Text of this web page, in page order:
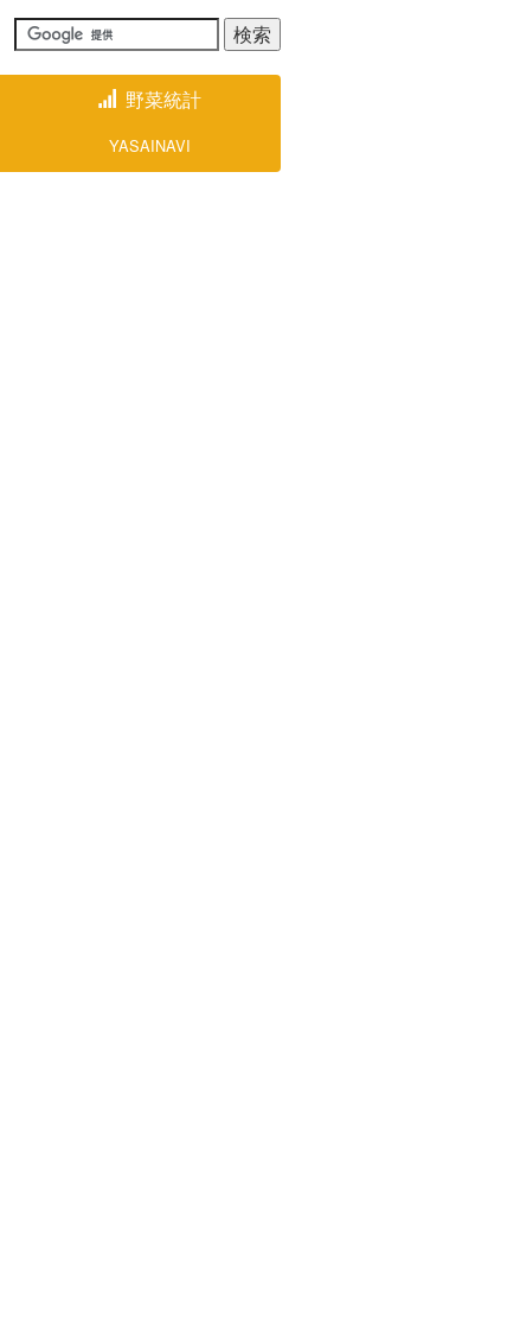
野菜統計
YASAINAVI